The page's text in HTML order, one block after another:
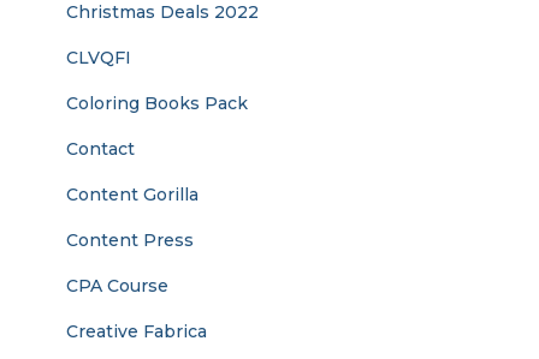
Christmas Deals 2022
CLVQFI
Coloring Books Pack
Contact
Content Gorilla
Content Press
CPA Course
Creative Fabrica